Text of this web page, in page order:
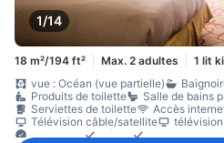
1/14
18 m²/194 ft² Max. 2 adultes
1 lit
vue : Océan (vue partielle)
Produits de toilette
Salle de bains
Serviettes de toilette
Accès
Télévision câble/satellite
Concierge
Réveil
Service de